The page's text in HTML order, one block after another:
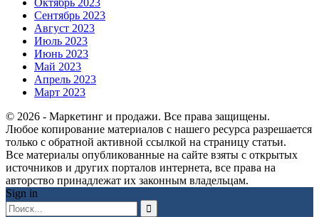
Сентябрь 2023
Август 2023
Июль 2023
Июнь 2023
Май 2023
Апрель 2023
Март 2023
© 2026 - Маркетинг и продажи. Все права защищены.
Любое копирование материалов с нашего ресурса разрешается
только с обратной активной ссылкой на страницу статьи.
Все материалы опубликованные на сайте взяты с открытых
источников и других порталов интернета, все права на
авторство принадлежат их законным владельцам.
Sign in